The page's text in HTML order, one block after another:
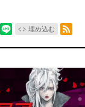
埋め込む
RSSフィード